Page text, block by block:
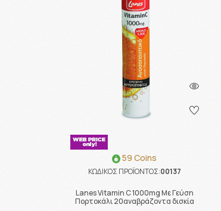
59 Coins
ΚΩΔΙΚΟΣ ΠΡΟΪΟΝΤΟΣ:00137
Lanes Vitamin C 1000mg Με Γεύση
Πορτοκάλι 20αναβράζοντα δισκία